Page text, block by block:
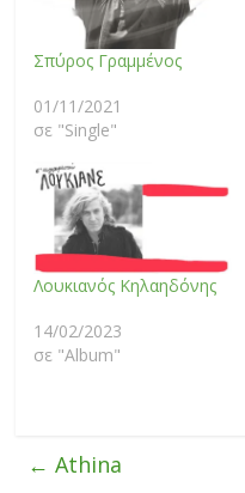
Σπύρος Γραμμένος
01/11/2021
σε "Single"
Λουκιανός Κηλαηδόνης
14/02/2023
σε "Album"
← Athina